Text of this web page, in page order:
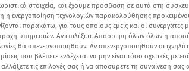
στοιχεία, και έχουμε πρόσβαση σε αυτά στη
η ενεργοποίηση τεχνολογιών παρακολούθησης
παρακάτω, για τους οποίους εμείς και οι
υπηρεσιών. Αν επιλέξετε Απόρριψη όλων όλων ή
θα απενεργοποιηθούν. Αν απενεργοποιηθούν οι
που βλέπετε ενδέχεται να μην είναι τόσο σχετικές με
αλλάξετε τις επιλογές σας ή να αποσύρετε τη συναίνεσή